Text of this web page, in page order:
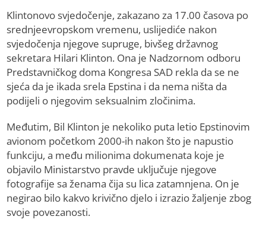
Klintonovo svjedočenje, zakazano za 17.00 časova po
srednjeevropskom vremenu, uslijediće nakon
svjedočenja njegove supruge, bivšeg državnog
sekretara Hilari Klinton. Ona je Nadzornom odboru
Predstavničkog doma Kongresa SAD rekla da se ne
sjeća da je ikada srela Epstina i da nema ništa da
podijeli o njegovim seksualnim zločinima.
Međutim, Bil Klinton je nekoliko puta letio Epstinovim
avionom početkom 2000-ih nakon što je napustio
funkciju, a među milionima dokumenata koje je
objavilo Ministarstvo pravde uključuje njegove
fotografije sa ženama čija su lica zatamnjena. On je
negirao bilo kakvo krivično djelo i izrazio žaljenje zbog
svoje povezanosti.